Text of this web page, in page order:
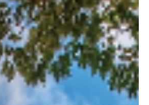
Mons. Samuel J. Aquila. El 7 de febrero del
Samuel fue aceptada por el papa
se anunció que el obispo James R. Golka
Al